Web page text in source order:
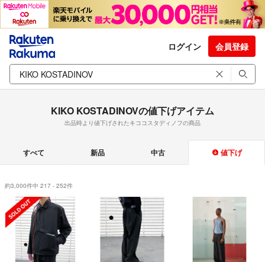
ログイン 会員登録
KIKO KOSTADINOVの値下げアイテム
出品時より値下げされたキココスタディノフの商品
すべて 新品 中古 値下げ
約3,000件中 217 - 252件